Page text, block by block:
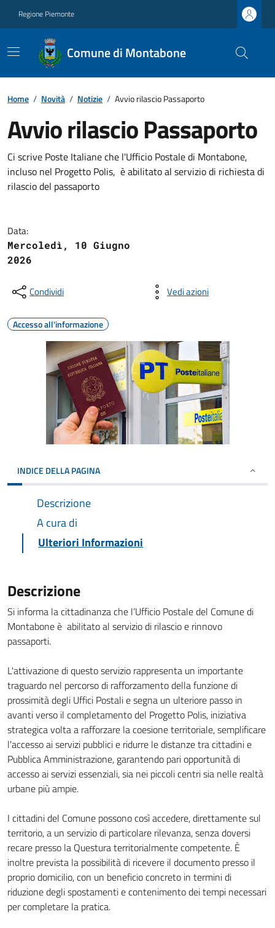
Regione Piemonte
Comune di Montabone
Home / Novità / Notizie / Avvio rilascio Passaporto
Avvio rilascio Passaporto
Ci scrive Poste Italiane che l'Ufficio Postale di Montabone,
incluso nel Progetto Polis, è abilitato al servizio di richiesta di
rilascio del passaporto
Data:
Mercoledì, 10 Giugno
2026
Condividi Vedi azioni
Accesso all'informazione
INDICE DELLA PAGINA
Descrizione
A cura di
Ulteriori Informazioni
Descrizione
Si informa la cittadinanza che l’Ufficio Postale del Comune di
Montabone è abilitato al servizio di rilascio e rinnovo
passaporti.
L'attivazione di questo servizio rappresenta un importante
traguardo nel percorso di rafforzamento della funzione di
prossimità degli Uffici Postali e segna un ulteriore passo in
avanti verso il completamento del Progetto Polis, iniziativa
strategica volta a rafforzare la coesione territoriale, semplificare
l'accesso ai servizi pubblici e ridurre le distanze tra cittadini e
Pubblica Amministrazione, garantendo pari opportunità di
accesso ai servizi essenziali, sia nei piccoli centri sia nelle realtà
urbane più ampie.
I cittadini del Comune possono così accedere, direttamente sul
territorio, a un servizio di particolare rilevanza, senza doversi
recare presso la Questura territorialmente competente. È
inoltre prevista la possibilità di ricevere il documento presso il
proprio domicilio, con un beneficio concreto in termini di
riduzione degli spostamenti e contenimento dei tempi necessari
per completare la pratica.